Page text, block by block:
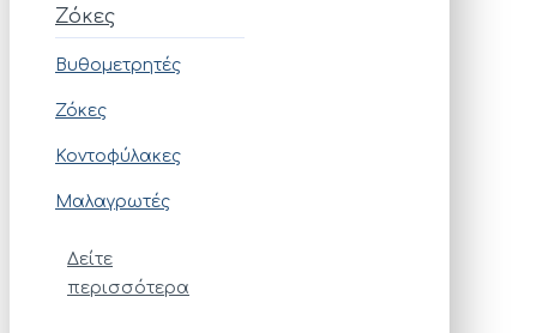
Ζόκες
Βυθομετρητές
Ζόκες
Κοντοφύλακες
Μαλαγρωτές
Δείτε
περισσότερα